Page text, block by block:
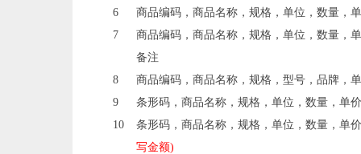
6
商品编码，商品名称，规格，单位，数量，
7
商品编码，商品名称，规格，单位，数量，
备注
8
商品编码，商品名称，规格，型号，品牌，
9
条形码，商品名称，规格，单位，数量，单
10
条形码，商品名称，规格，单位，数量，单
写金额)